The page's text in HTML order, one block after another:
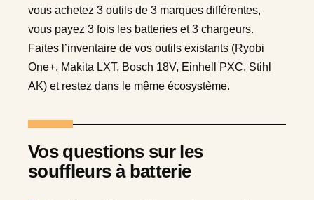
vous achetez 3 outils de 3 marques différentes,
vous payez 3 fois les batteries et 3 chargeurs.
Faites l’inventaire de vos outils existants (Ryobi
One+, Makita LXT, Bosch 18V, Einhell PXC, Stihl
AK) et restez dans le même écosystème.
Vos questions sur les
souffleurs à batterie